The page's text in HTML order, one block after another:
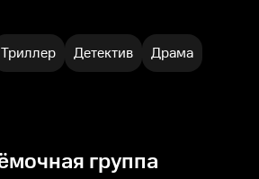
Триллер Детектив Драма
группа